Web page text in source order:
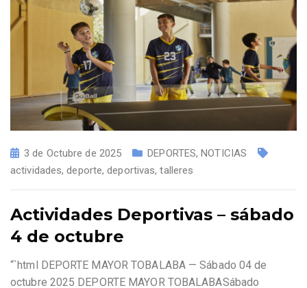
3 de Octubre de 2025 DEPORTES,NOTICIAS
actividades,deporte,deportivas,talleres
Actividades Deportivas – sábado
4 de octubre
“`html DEPORTE MAYOR TOBALABA — Sábado 04 de
octubre 2025 DEPORTE MAYOR TOBALABASábado